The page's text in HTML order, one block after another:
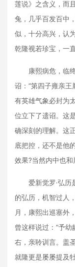
莲说》之含义，而
兔，几乎百发百中
似，十分高兴，认
乾隆视若珍宝，一
康熙病危，临终
诏：“第四子雍亲
有英雄气象必封为
位立下了遗诏。这
确深刻的理解。这
底把控，还不是他
效果?当然内中也和
爱新觉罗·弘历
的弘历，机智过人
月，康熙出巡塞外
曾这样说过：“予
右，亲聆训言。盖
就隆更是屡屡提及